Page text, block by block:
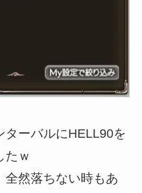
ターバルにHELL90を
たｗ
全然落ちない時もあ